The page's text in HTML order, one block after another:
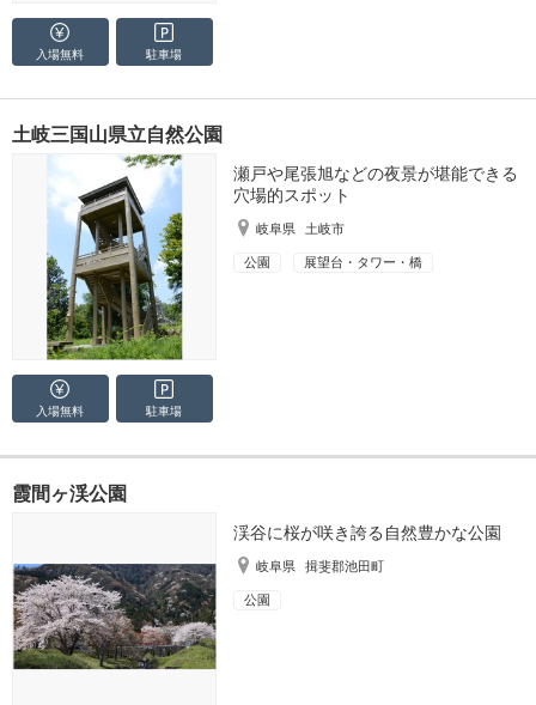
入場無料 駐車場
土岐三国山県立自然公園
瀬戸や尾張旭などの夜景が堪能できる
穴場的スポット
岐阜県 土岐市
公園 展望台・タワー・橋
入場無料 駐車場
霞間ヶ渓公園
渓谷に桜が咲き誇る自然豊かな公園
岐阜県 揖斐郡池田町
公園